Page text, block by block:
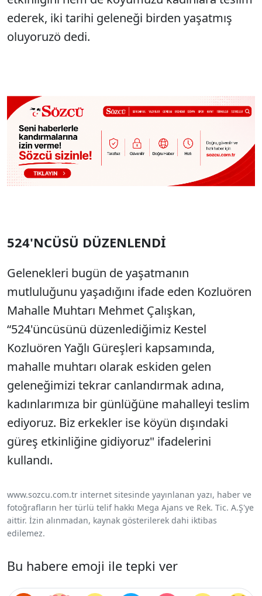
ederek, iki tarihi geleneği birden yaşatmış
oluyoruzö dedi.
524'NCÜSÜ DÜZENLENDİ
Gelenekleri bugün de yaşatmanın
mutluluğunu yaşadığını ifade eden Kozluören
Mahalle Muhtarı Mehmet Çalışkan,
“524'üncüsünü düzenlediğimiz Kestel
Kozluören Yağlı Güreşleri kapsamında,
mahalle muhtarı olarak eskiden gelen
geleneğimizi tekrar canlandırmak adına,
kadınlarımıza bir günlüğüne mahalleyi teslim
ediyoruz. Biz erkekler ise köyün dışındaki
güreş etkinliğine gidiyoruz" ifadelerini
kullandı.
www.sozcu.com.tr internet sitesinde yayınlanan yazı, haber ve
fotoğrafların her türlü telif hakkı Mega Ajans ve Rek. Tic. A.Ş'ye
aittir. İzin alınmadan, kaynak gösterilerek dahi iktibas
edilemez.
Bu habere emoji ile tepki ver